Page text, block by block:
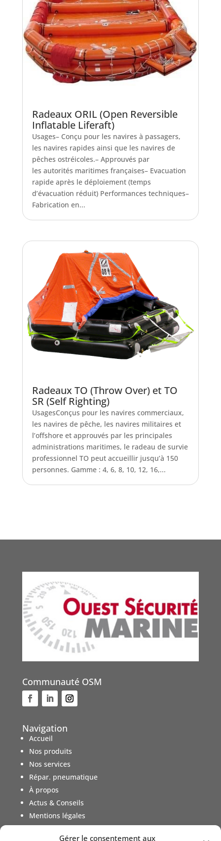
Gérer le consentement aux
Radeaux ORIL (Open Reversible
Inflatable Liferaft)
Usages– Conçu pour les navires à passagers,
les navires rapides ainsi que les navires de
pêches ostréicoles.– Approuvés par
les autorités maritimes françaises– Evacuation
rapide après le déploiement (temps
d’évacuation réduit) Performances techniques–
Fabrication en...
Radeaux TO (Throw Over) et TO
SR (Self Righting)
UsagesConçus pour les navires commerciaux,
les navires de pêche, les navires militaires et
l’offshore et approuvés par les principales
administrations maritimes, le radeau de survie
professionnel TO peut accueillir jusqu’à 150
personnes. Gamme : 4, 6, 8, 10, 12, 16,...
Communauté OSM
Navigation
Accueil
Nos produits
Nos services
Répar. pneumatique
À propos
Actus & Conseils
Mentions légales